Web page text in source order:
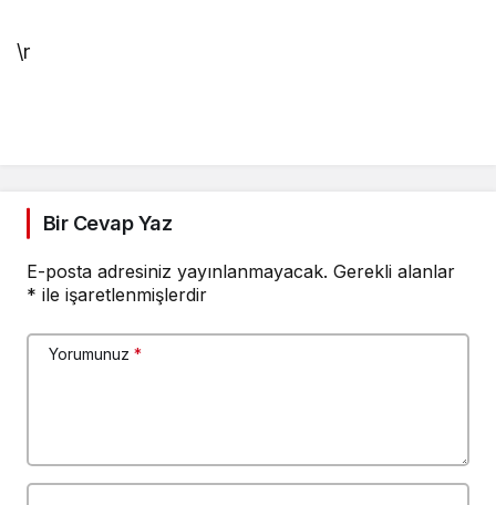
\r
Bir Cevap Yaz
E-posta adresiniz yayınlanmayacak. Gerekli alanlar
* ile işaretlenmişlerdir
Yorumunuz *